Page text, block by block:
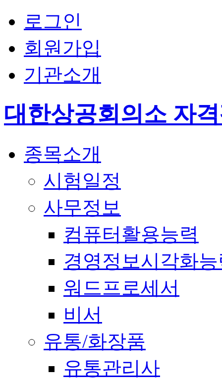
로그인
회원가입
기관소개
대한상공회의소 자
종목소개
시험일정
사무정보
컴퓨터활용능력
경영정보시각화
워드프로세서
비서
유통/화장품
유통관리사